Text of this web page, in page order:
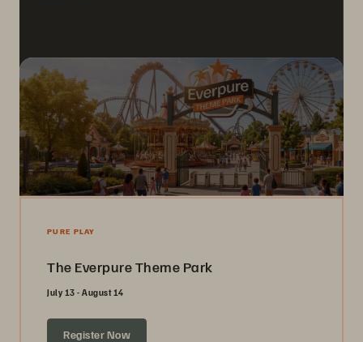
PURE PLAY
The Everpure Theme Park
July 13 - August 14
Register Now